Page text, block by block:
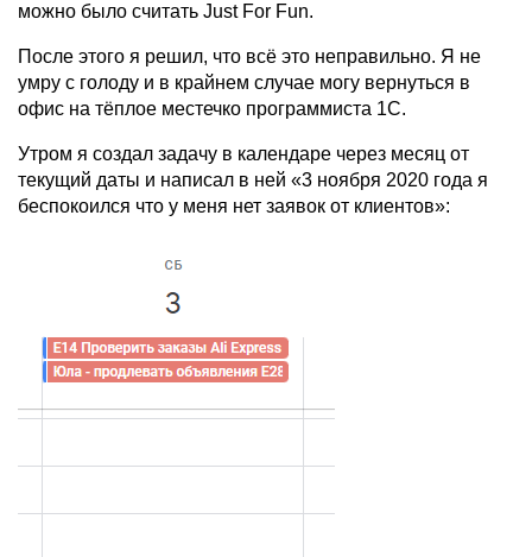
можно было считать Just For Fun.
После этого я решил, что всё это неправильно. Я не
умру с голоду и в крайнем случае могу вернуться в
офис на тёплое местечко программиста 1С.
Утром я создал задачу в календаре через месяц от
текущий даты и написал в ней «3 ноября 2020 года я
беспокоился что у меня нет заявок от клиентов»: